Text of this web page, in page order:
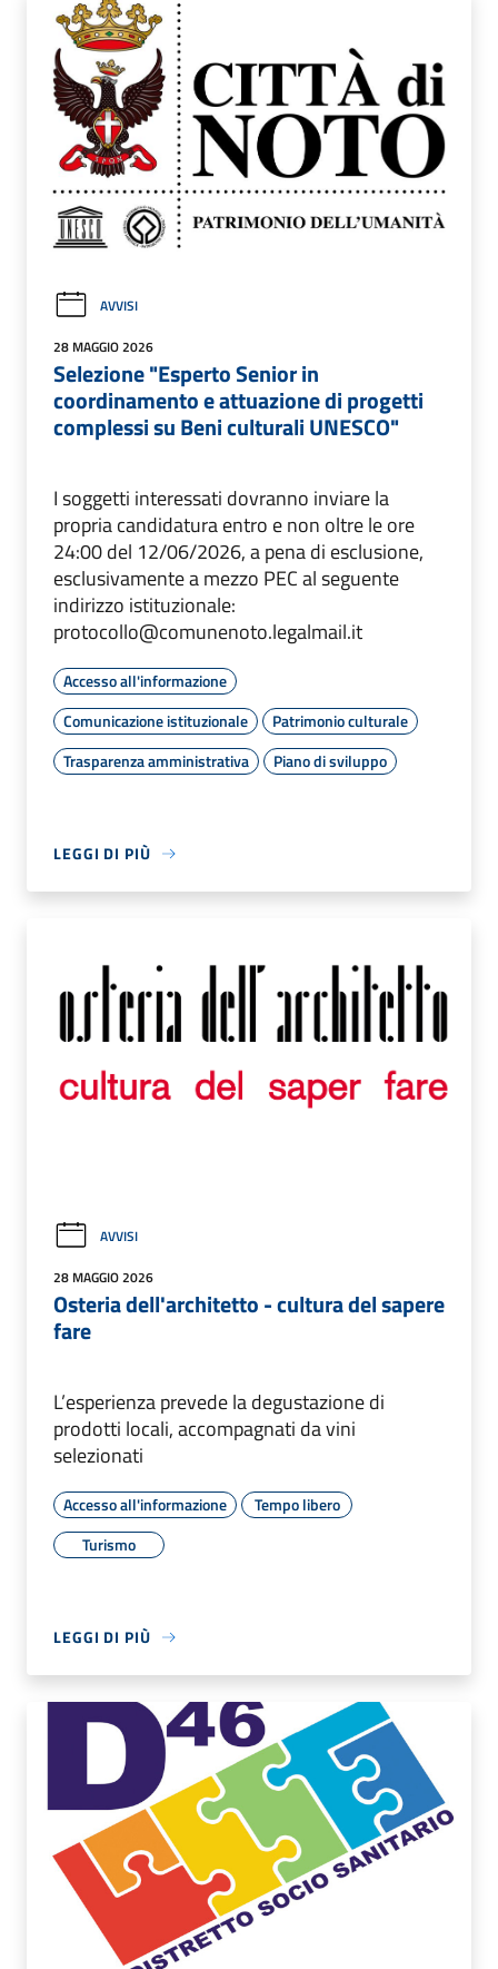
AVVISI
28 MAGGIO 2026
Selezione "Esperto Senior in
coordinamento e attuazione di progetti
complessi su Beni culturali UNESCO"
I soggetti interessati dovranno inviare la
propria candidatura entro e non oltre le ore
24:00 del 12/06/2026, a pena di esclusione,
esclusivamente a mezzo PEC al seguente
indirizzo istituzionale:
protocollo@comunenoto.legalmail.it
Accesso all'informazione
Comunicazione istituzionale
Patrimonio culturale
Trasparenza amministrativa
Piano di sviluppo
LEGGI DI PIÙ
AVVISI
28 MAGGIO 2026
Osteria dell'architetto - cultura del sapere
fare
L’esperienza prevede la degustazione di
prodotti locali, accompagnati da vini
selezionati
Accesso all'informazione
Tempo libero
Turismo
LEGGI DI PIÙ